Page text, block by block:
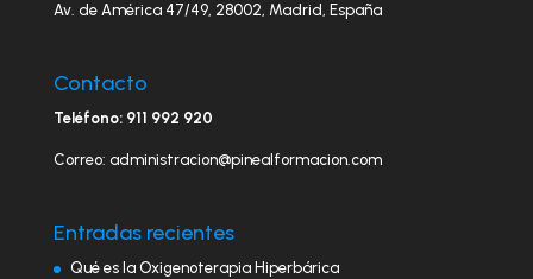
Av. de América 47/49, 28002, Madrid, España
Contacto
Teléfono: 911 992 920
Correo: administracion@pinealformacion.com
Entradas recientes
Qué es la Oxigenoterapia Hiperbárica